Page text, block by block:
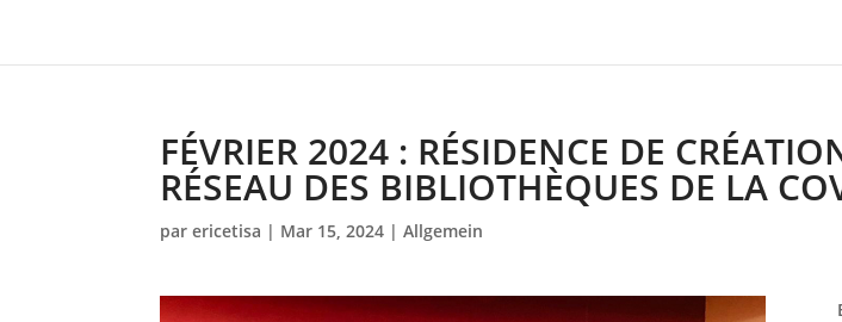
FÉVRIER 2024 : RÉSIDENCE DE
RÉSEAU DES BIBLIOTHÈQUES DE LA
parericetisa | Mar 15, 2024 |Allgemein